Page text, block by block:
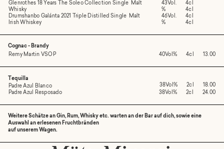
Glenrothes 18 Years The Soleo Collection Single Malt
Whisky
Drumshanbo Galánta 2021 Triple Distilled Single Malt
Irish Whiskey
43Vol.
%
46Vol.
%
4cl
4cl
4cl
4cl
Cognac - Brandy
Remy Martin VSOP 40Vol% 4cl 13.00
Tequilla
Padre Azul Blanco
Padre Azul Resposado
38Vol% 2cl
18.00
38Vol%
2cl 24.00
Weitere Schätze an Gin, Rum, Whisky etc. warten an der Bar auf dich, sowie eine
Auswahl an erlesenen Fruchtbränden
auf unserem Wagen.